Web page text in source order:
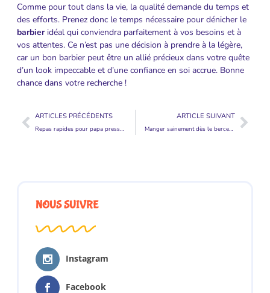
Comme pour tout dans la vie, la qualité demande du temps et
des efforts. Prenez donc le temps nécessaire pour dénicher le
barbieridéal qui conviendra parfaitement à vos besoins et à
vos attentes. Ce n’est pas une décision à prendre à la légère,
car un bon barbier peut être un allié précieux dans votre quête
d’un look impeccable et d’une confiance en soi accrue. Bonne
chance dans votre recherche !
ARTICLES PRÉCÉDENTS
Repas rapides pour papa pressé : des idées faciles pour régaler vos enfants
ARTICLE SUIVANT
Manger sainement dès le berceau : secrets pour des super-héros en pleine forme
NOUS SUIVRE
Instagram
Facebook